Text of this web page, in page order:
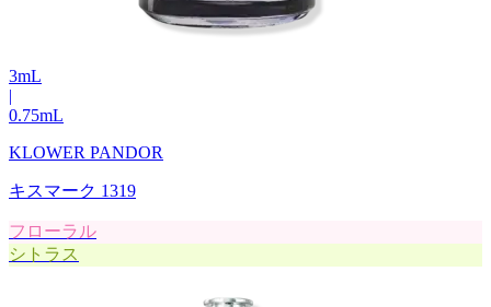
3mL
|
0.75mL
KLOWER PANDOR
キスマーク 1319
フローラル
シトラス